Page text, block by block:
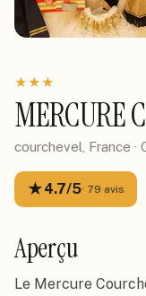
★★★
MERCURE
courchevel, France ·
★4.7/5· 79 avis
Aperçu
Le Mercure